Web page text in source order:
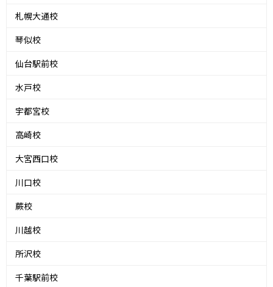
札幌大通校
琴似校
仙台駅前校
水戸校
宇都宮校
高崎校
大宮西口校
川口校
蕨校
川越校
所沢校
千葉駅前校